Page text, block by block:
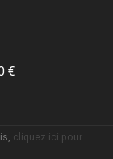
€
cliquez ici pour